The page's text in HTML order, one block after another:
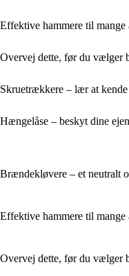
Effektive hammere til mange
Overvej dette, før du vælger
Skruetrækkere – lær at
Hængelåse – beskyt dine
Brændekløvere – et neutralt
Effektive hammere til mange
Overvej dette, før du vælger